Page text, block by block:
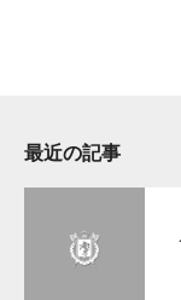
最近の記事